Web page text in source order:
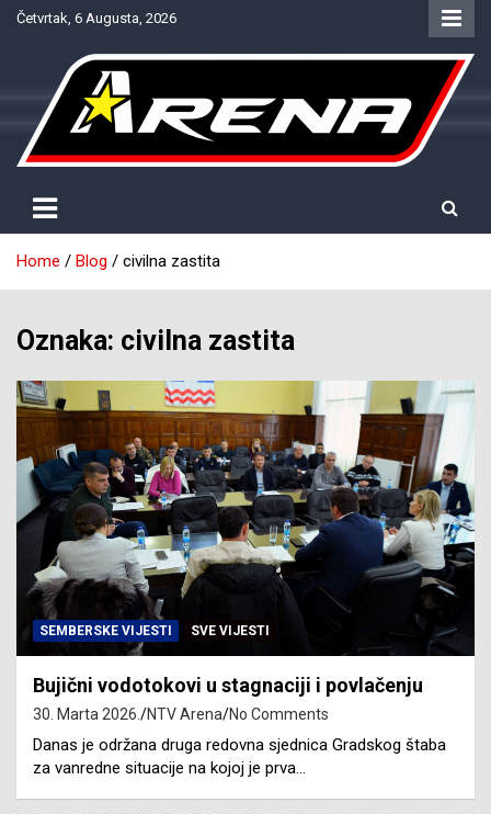
SkipČetvrtak, 6 Augusta, 2026
NTV Arena
Home Blog civilna zastita
Oznaka: civilna zastita
SEMBERSKE VIJESTI SVE VIJESTI
Bujični vodotokovi u stagnaciji i povlačenju
30. Marta 2026. NTV Arena No Comments
Danas je održana druga redovna sjednica Gradskog štaba
za vanredne situacije na kojoj je prva…